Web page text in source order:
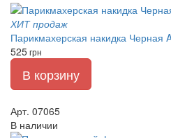
ХИТ продаж
Парикмахерская накидка Черная
525грн
В корзину
Арт. 07065
В наличии